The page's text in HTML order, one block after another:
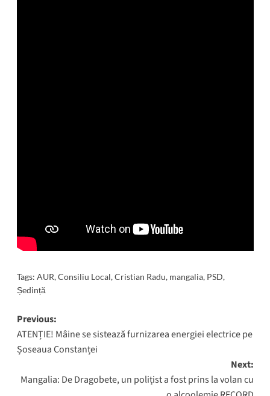
Tags: AUR,Consiliu Local,Cristian Radu, mangalia, PSD,
Ședință
Post
navigation
Previous:
ATENȚIE! Mâine se sistează furnizarea energiei electrice pe
Șoseaua Constanței
Next:
Mangalia: De Dragobete, un polițist a fost prins la volan cu